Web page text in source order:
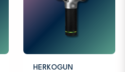
HERKOGUN